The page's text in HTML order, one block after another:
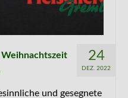
24
DEZ. 2022
und gesegnete